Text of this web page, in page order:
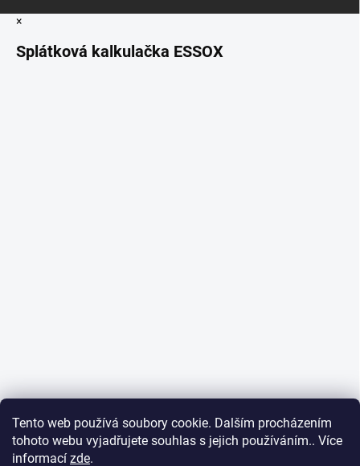
Tento web používá soubory cookie. Dalším procházením
tohoto webu vyjadřujete souhlas s jejich používáním.. Více
informací zde.
×
Splátková kalkulačka ESSOX